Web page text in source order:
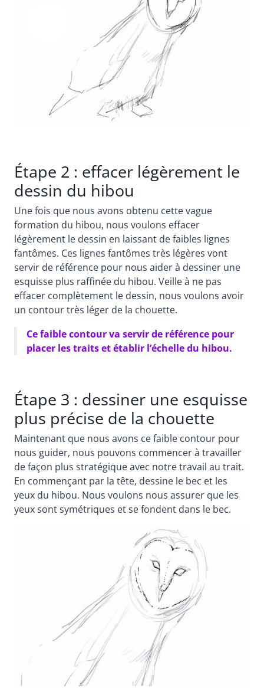
Étape 2 : effacer légèrement le
dessin du hibou
Une fois que nous avons obtenu cette vague
formation du hibou, nous voulons effacer
légèrement le dessin en laissant de faibles lignes
fantômes. Ces lignes fantômes très légères vont
servir de référence pour nous aider à dessiner une
esquisse plus raffinée du hibou. Veille à ne pas
effacer complètement le dessin, nous voulons avoir
un contour très léger de la chouette.
Ce faible contour va servir de référence pour
placer les traits et établir l’échelle du hibou.
Étape 3 : dessiner une esquisse
plus précise de la chouette
Maintenant que nous avons ce faible contour pour
nous guider, nous pouvons commencer à travailler
de façon plus stratégique avec notre travail au trait.
En commençant par la tête, dessine le bec et les
yeux du hibou. Nous voulons nous assurer que les
yeux sont symétriques et se fondent dans le bec.